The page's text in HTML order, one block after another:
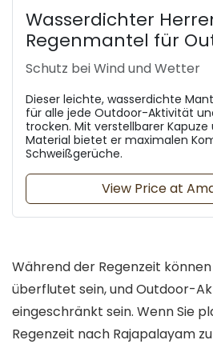
Wasserdichter
Regenmantel für
Schutz bei Wind und Wetter
Dieser leichte, wasserdichte
für alle jede Outdoor-Aktivität
trocken. Mit verstellbarer
Material bietet er maximalen
Schweißgerüche.
View Price at
Während der Regenzeit
überflutet sein, und Outdoor-
eingeschränkt sein. Wenn Sie
Regenzeit nach Rajapalayam